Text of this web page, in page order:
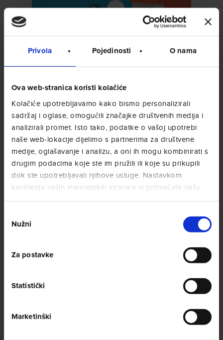
Privola Pojedinosti O nama
Ova web-stranica koristi kolačiće
Kolačiće upotrebljavamo kako bismo personalizirali
sadržaj i oglase, omogućili značajke društvenih medija i
analizirali promet. Isto tako, podatke o vašoj upotrebi
naše web-lokacije dijelimo s partnerima za društvene
medije, oglašavanje i analizu, a oni ih mogu kombinirati s
drugim podacima koje ste im pružili ili koje su prikupili
dok ste upotrebljavali njihove usluge. Nastavkom
korištenja naših internetskih stranica vi prihvaćate našu
pristanka
Nužni
Za postavke
Statistički
Marketinški
QUALITÀ DECAFFEINATO
Spoj izvrsnih kava u mješavini bez
kofeina slatkog i nježnog okusa.
SAZNAJTE VIŠE
POSJETITE NAŠU
TRGOVINU